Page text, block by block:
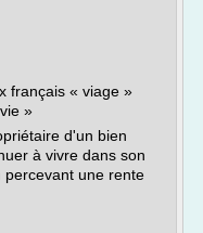
français « viage »
»
d'un bien
à vivre dans son
une rente